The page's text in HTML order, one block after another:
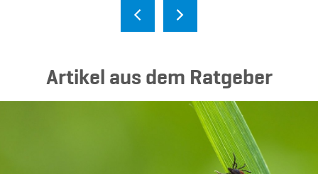
Ar­ti­kel aus dem Rat­ge­ber